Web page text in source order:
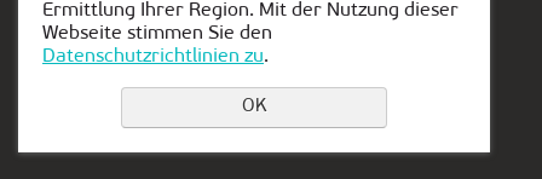
Einen Platz buchen
Ermittlung Ihrer Region. Mit der Nutzung dieser
Webseite stimmen Sie den
Datenschutzrichtlinien zu.
OK